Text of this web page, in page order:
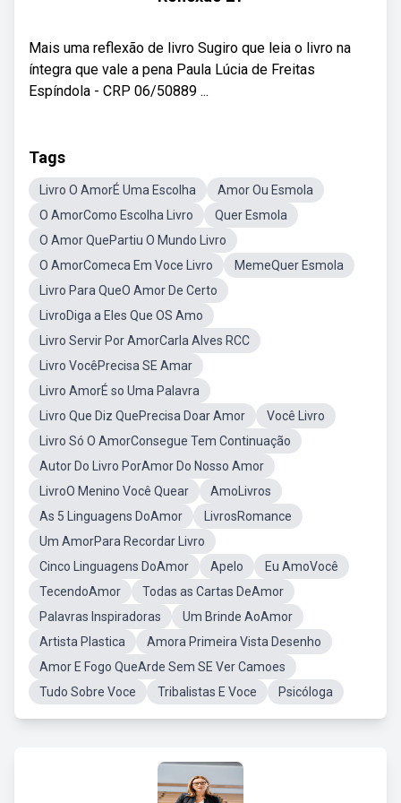
Mais uma reflexão de livro Sugiro que leia o livro na
íntegra que vale a pena Paula Lúcia de Freitas
Espíndola - CRP 06/50889 ...
Tags
Livro O AmorÉ Uma Escolha
Amor Ou Esmola
O AmorComo Escolha Livro
Quer Esmola
O Amor QuePartiu O Mundo Livro
O AmorComeca Em Voce Livro
MemeQuer Esmola
Livro Para QueO Amor De Certo
LivroDiga a Eles Que OS Amo
Livro Servir Por AmorCarla Alves RCC
Livro VocêPrecisa SE Amar
Livro AmorÉ so Uma Palavra
Livro Que Diz QuePrecisa Doar Amor
Você Livro
Livro Só O AmorConsegue Tem Continuação
Autor Do Livro PorAmor Do Nosso Amor
LivroO Menino Você Quear
AmoLivros
As 5 Linguagens DoAmor
LivrosRomance
Um AmorPara Recordar Livro
Cinco Linguagens DoAmor
Apelo
Eu AmoVocê
TecendoAmor
Todas as Cartas DeAmor
Palavras Inspiradoras
Um Brinde AoAmor
Artista Plastica
Amora Primeira Vista Desenho
Amor E Fogo QueArde Sem SE Ver Camoes
Tudo Sobre Voce
Tribalistas E Voce Psicóloga